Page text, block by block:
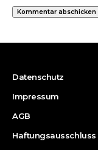
Datenschutz
Impressum
AGB
Haftungsausschluss